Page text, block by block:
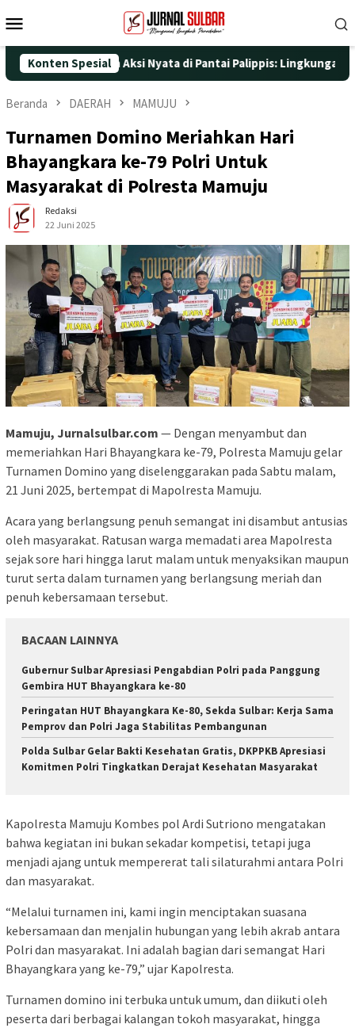
ke
Mobile
Konten Spesial
25 dengan Aksi Nyata di Pantai Palippis: Lingkungan dan
Beranda DAERAH MAMUJU
Turnamen Domino Meriahkan Hari
Bhayangkara ke-79 Polri Untuk
Masyarakat di Polresta Mamuju
Redaksi
22 Juni 2025
Mamuju, Jurnalsulbar.com — Dengan menyambut dan
memeriahkan Hari Bhayangkara ke-79, Polresta Mamuju gelar
Turnamen Domino yang diselenggarakan pada Sabtu malam,
21 Juni 2025, bertempat di Mapolresta Mamuju.
Acara yang berlangsung penuh semangat ini disambut antusias
oleh masyarakat. Ratusan warga memadati area Mapolresta
sejak sore hari hingga larut malam untuk menyaksikan maupun
turut serta dalam turnamen yang berlangsung meriah dan
penuh kebersamaan tersebut.
BACAAN LAINNYA
Gubernur Sulbar Apresiasi Pengabdian Polri pada Panggung
Gembira HUT Bhayangkara ke-80
Peringatan HUT Bhayangkara Ke-80, Sekda Sulbar: Kerja Sama
Pemprov dan Polri Jaga Stabilitas Pembangunan
Polda Sulbar Gelar Bakti Kesehatan Gratis, DKPPKB Apresiasi
Komitmen Polri Tingkatkan Derajat Kesehatan Masyarakat
Kapolresta Mamuju Kombes pol Ardi Sutriono mengatakan
bahwa kegiatan ini bukan sekadar kompetisi, tetapi juga
menjadi ajang untuk mempererat tali silaturahmi antara Polri
dan masyarakat.
“Melalui turnamen ini, kami ingin menciptakan suasana
kebersamaan dan menjalin hubungan yang lebih akrab antara
Polri dan masyarakat. Ini adalah bagian dari semangat Hari
Bhayangkara yang ke-79,” ujar Kapolresta.
Turnamen domino ini terbuka untuk umum, dan diikuti oleh
peserta dari berbagai kalangan tokoh masyarakat, hingga